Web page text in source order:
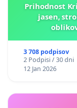
Prihodnost
jasen,
3 708 podpisov
2 Podpisi / 30 dni
12 Jan 2026